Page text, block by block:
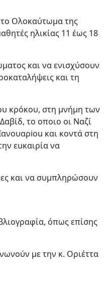
το Ολοκαύτωμα της
ηλικίας 11 έως 18
και να ενισχύσουν
και τη
κρόκου, στη μνήμη των
το οποιο οι Ναζί
και κοντά στη
εuκαιρία να
και να συμπληρώσουν
όπως επίσης
με την κ. Οριέττα